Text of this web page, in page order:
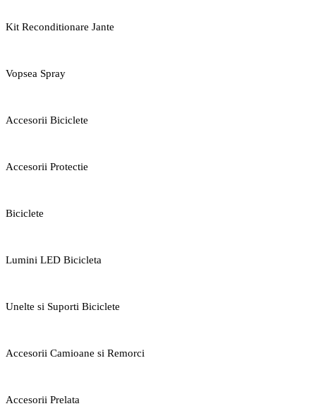
Kit Reconditionare Jante
Vopsea Spray
Accesorii Biciclete
Accesorii Protectie
Biciclete
Lumini LED Bicicleta
Unelte si Suporti Biciclete
Accesorii Camioane si Remorci
Accesorii Prelata